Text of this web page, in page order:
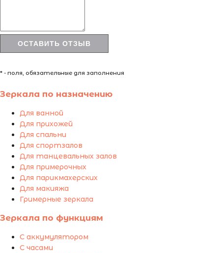
* - поля, обязательные для заполнения
Зеркала по назначению
Для ванной
Для прихожей
Для спальни
Для спортзалов
Для танцевальных залов
Для примерочных
Для парикмахерских
Для макияжа
Гримерные зеркала
Зеркала по функциям
С аккумулятором
С часами